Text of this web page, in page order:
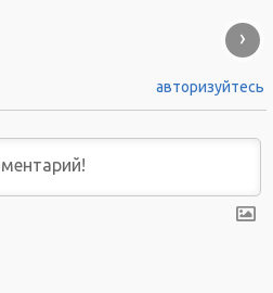
›
авторизуйтесь